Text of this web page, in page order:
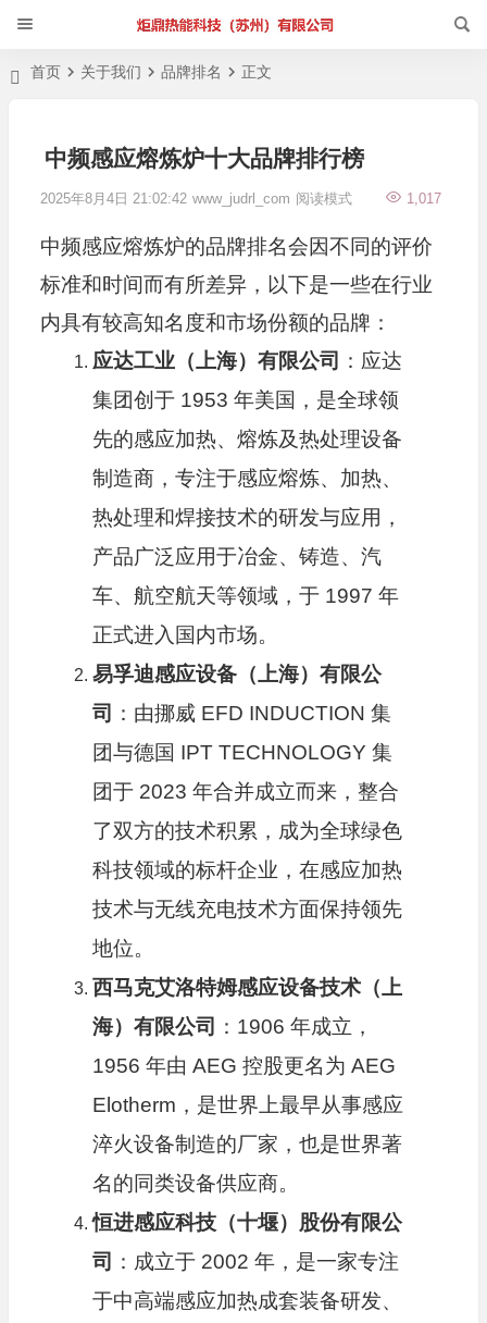
首页 关于我们 品牌排名 正文
中频感应熔炼炉十大品牌排行榜
2025年8月4日 21:02:42 www_judrl_com 1,017
阅读模式
中频感应熔炼炉的品牌排名会因不同的评价
标准和时间而有所差异，以下是一些在行业
内具有较高知名度和市场份额的品牌：
应达工业（上海）有限公司 ：应达
集团创于 1953 年美国，是全球领
先的感应加热、熔炼及热处理设备
制造商，专注于感应熔炼、加热、
热处理和焊接技术的研发与应用，
产品广泛应用于冶金、铸造、汽
车、航空航天等领域，于 1997 年
正式进入国内市场。
易孚迪感应设备（上海）有限公
司 ：由挪威 EFD INDUCTION 集
团与德国 IPT TECHNOLOGY 集
团于 2023 年合并成立而来，整合
了双方的技术积累，成为全球绿色
科技领域的标杆企业，在感应加热
技术与无线充电技术方面保持领先
地位。
西马克艾洛特姆感应设备技术（上
海）有限公司 ：1906 年成立，
1956 年由 AEG 控股更名为 AEG
Elotherm，是世界上最早从事感应
淬火设备制造的厂家，也是世界著
名的同类设备供应商。
恒进感应科技（十堰）股份有限公
司 ：成立于 2002 年，是一家专注
于中高端感应加热成套装备研发、